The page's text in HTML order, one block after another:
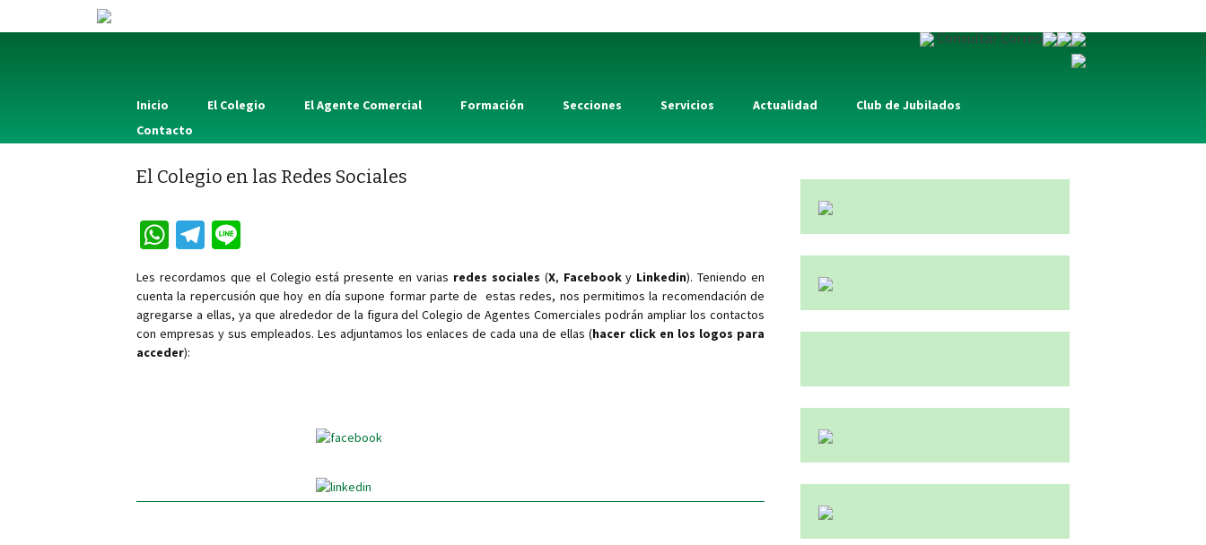
Consultar Correo
Inicio El Colegio El Agente Comercial Formación Secciones Servicios Actualidad
Club de Jubilados
Contacto
El Colegio en las Redes Sociales
W
at
sA
p
Te
gr
a
m
e
Les recordamos que el Colegio está presente en varias redes sociales (X, Facebooky Linkedin). Teniendo en
cuenta la repercusión que hoy en día supone formar parte de estas redes, nos permitimos la recomendación de
agregarse a ellas, ya que alrededor de la figura del Colegio de Agentes Comerciales podrán ampliar los contactos
con empresas y sus empleados. Les adjuntamos los enlaces de cada una de ellas (hacer click en los logos para
acceder):